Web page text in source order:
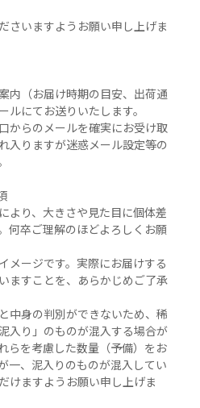
さいますようお願い申し上げま
内（お届け時期の目安、出荷通
ルにてお送りいたします。
からのメールを確実にお受け取
入りますが迷惑メール設定等の
より、大きさや見た目に個体差
何卒ご理解のほどよろしくお願
メージです。実際にお届けする
ますことを、あらかじめご了承
中身の判別ができないため、稀
入り」のものが混入する場合が
らを考慮した数量（予備）をお
一、泥入りのものが混入してい
けますようお願い申し上げま